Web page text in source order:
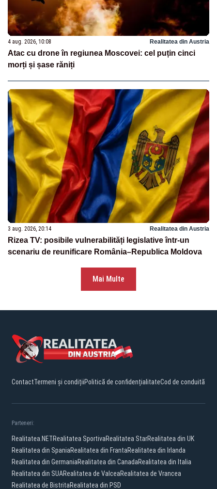
4 aug. 2026, 10:08 Realitatea din Austria
Atac cu drone în regiunea Moscovei: cel puțin cinci
morți și șase răniți
3 aug. 2026, 20:14 Realitatea din Austria
Rizea TV: posibile vulnerabilități legislative într-un
scenariu de reunificare România–Republica Moldova
Mai Multe
ContactTermeni și condițiiPolitică de confidențialitateCod de conduită
Parteneri:
Realitatea.NETRealitatea SportivaRealitatea StarRealitatea din UK
Realitatea din SpaniaRealitatea din FrantaRealitatea din Irlanda
Realitatea din GermaniaRealitatea din CanadaRealitatea din Italia
Realitatea din SUARealitatea de ValceaRealitatea de Vrancea
Realitatea de BistritaRealitatea din PSD